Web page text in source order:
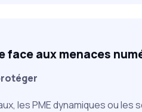
aux menaces
les PME dynamiques ou